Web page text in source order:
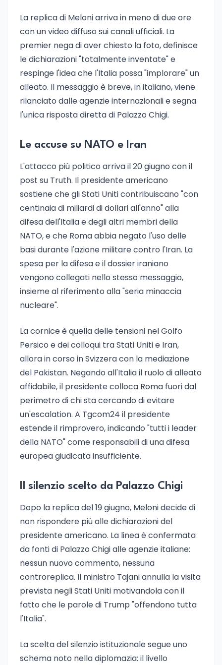
La replica di Meloni arriva in meno di due ore
con un video diffuso sui canali ufficiali. La
premier nega di aver chiesto la foto, definisce
le dichiarazioni "totalmente inventate" e
respinge l'idea che l'Italia possa "implorare" un
alleato. Il messaggio è breve, in italiano, viene
rilanciato dalle agenzie internazionali e segna
l'unica risposta diretta di Palazzo Chigi.
Le accuse su NATO e Iran
L'attacco più politico arriva il 20 giugno con il
post su Truth. Il presidente americano
sostiene che gli Stati Uniti contribuiscano "con
centinaia di miliardi di dollari all'anno" alla
difesa dell'Italia e degli altri membri della
NATO, e che Roma abbia negato l'uso delle
basi durante l'azione militare contro l'Iran. La
spesa per la difesa e il dossier iraniano
vengono collegati nello stesso messaggio,
insieme al riferimento alla "seria minaccia
nucleare".
La cornice è quella delle tensioni nel Golfo
Persico e dei colloqui tra Stati Uniti e Iran,
allora in corso in Svizzera con la mediazione
del Pakistan. Negando all'Italia il ruolo di alleato
affidabile, il presidente colloca Roma fuori dal
perimetro di chi sta cercando di evitare
un'escalation. A Tgcom24 il presidente
estende il rimprovero, indicando "tutti i leader
della NATO" come responsabili di una difesa
europea giudicata insufficiente.
Il silenzio scelto da Palazzo Chigi
Dopo la replica del 19 giugno, Meloni decide di
non rispondere più alle dichiarazioni del
presidente americano. La linea è confermata
da fonti di Palazzo Chigi alle agenzie italiane:
nessun nuovo commento, nessuna
controreplica. Il ministro Tajani annulla la visita
prevista negli Stati Uniti motivandola con il
fatto che le parole di Trump "offendono tutta
l'Italia".
La scelta del silenzio istituzionale segue uno
schema noto nella diplomazia: il livello